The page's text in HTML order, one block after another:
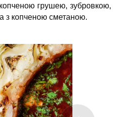
грушею, зубровкою,
з копченою сметаною.